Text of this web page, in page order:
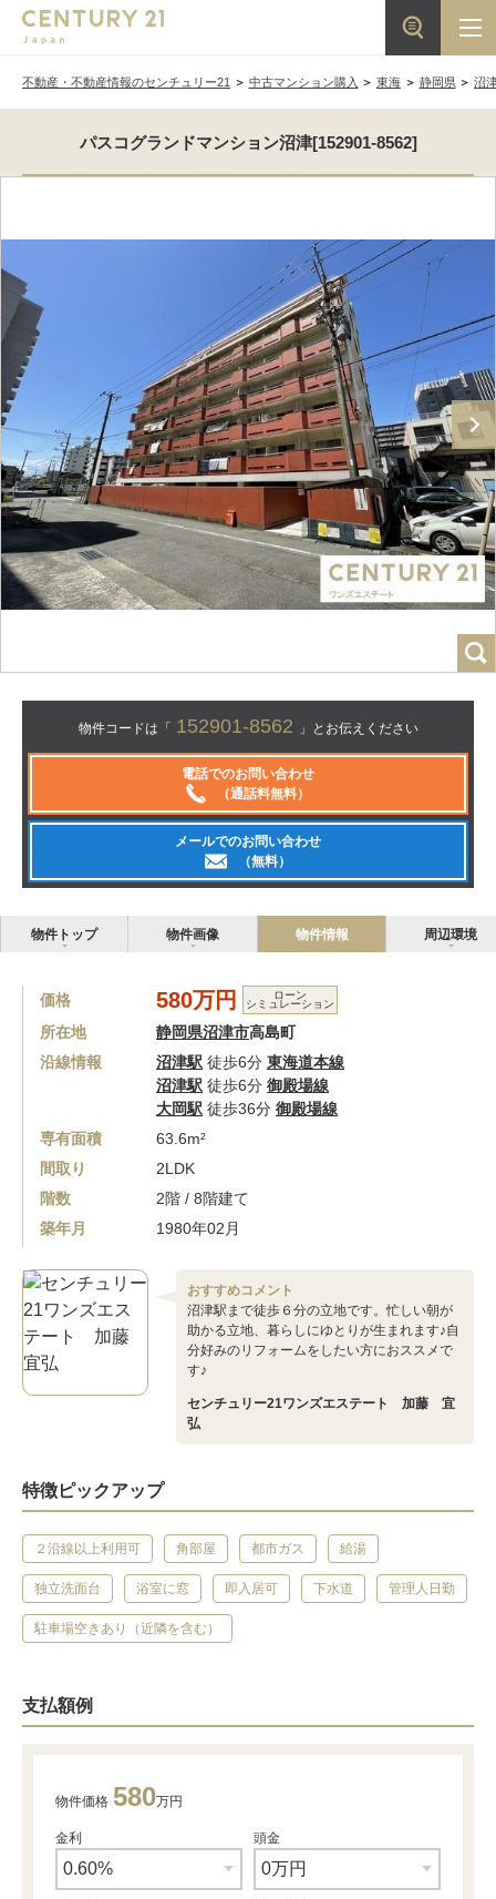
不動産・不動産情報のセンチュリー21 中古マンション購入 東海 静岡県 沼
パスコグランドマンション沼津[152901-8562]
物件コードは「 152901-8562 」とお伝えください
電話でのお問い合わせ
（通話料無料）
メールでのお問い合わせ
（無料）
物件トップ 物件画像 物件情報 周辺環境
価格 580万円 ローン
シミュレーション
所在地 静岡県沼津市高島町
沿線情報
沼津駅 徒歩6分 東海道本線
沼津駅 徒歩6分 御殿場線
大岡駅 徒歩36分 御殿場線
専有面積
63.6m²
間取り
2LDK
階数
2階 / 8階建て
築年月
1980年02月
おすすめコメント
沼津駅まで徒歩６分の立地です。忙しい朝が
助かる立地、暮らしにゆとりが生まれます♪自
分好みのリフォームをしたい方におススメで
す♪
センチュリー21ワンズエステート 加藤 宜
弘
特徴ピックアップ
２沿線以上利用可 角部屋 都市ガス 給湯
独立洗面台 浴室に窓 即入居可 下水道 管理人日勤
駐車場空きあり（近隣を含む）
支払額例
物件価格 580万円
金利 頭金